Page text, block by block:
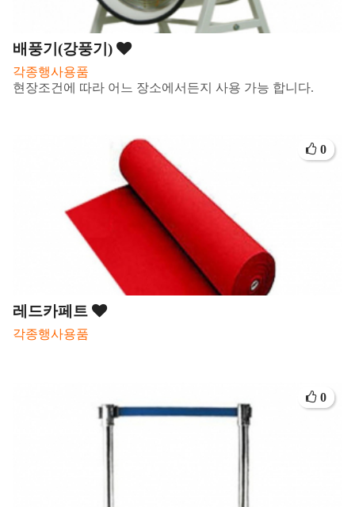
배풍기(강풍기)
각종행사용품
현장조건에 따라 어느 장소에서든지 사용 가능 합니다.
레드카페트
각종행사용품
0
0